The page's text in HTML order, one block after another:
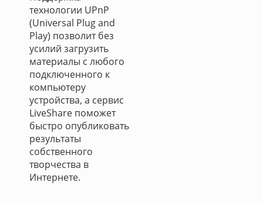
технологии UPnP
(Universal Plug and
Play) позволит без
усилий загрузить
материалы с любого
подключенного к
компьютеру
устройства, а сервис
LiveShare поможет
быстро опубликовать
результаты
собственного
творчества в
Интернете.